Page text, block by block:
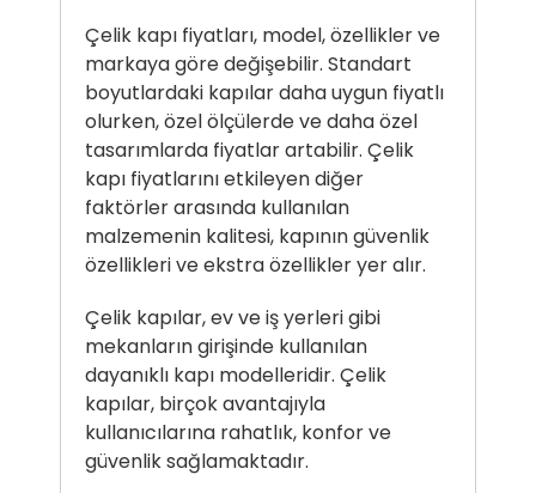
Çelik kapı fiyatları, model, özellikler ve
markaya göre değişebilir. Standart
boyutlardaki kapılar daha uygun fiyatlı
olurken, özel ölçülerde ve daha özel
tasarımlarda fiyatlar artabilir. Çelik
kapı fiyatlarını etkileyen diğer
faktörler arasında kullanılan
malzemenin kalitesi, kapının güvenlik
özellikleri ve ekstra özellikler yer alır.
Çelik kapılar, ev ve iş yerleri gibi
mekanların girişinde kullanılan
dayanıklı kapı modelleridir. Çelik
kapılar, birçok avantajıyla
kullanıcılarına rahatlık, konfor ve
güvenlik sağlamaktadır.